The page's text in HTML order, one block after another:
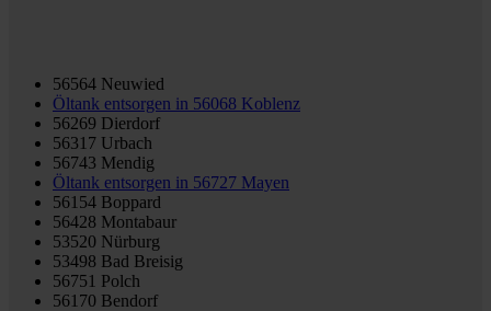
56564 Neuwied
Öltank entsorgen in 56068 Koblenz
56269 Dierdorf
56317 Urbach
56743 Mendig
Öltank entsorgen in 56727 Mayen
56154 Boppard
56428 Montabaur
53520 Nürburg
53498 Bad Breisig
56751 Polch
56170 Bendorf